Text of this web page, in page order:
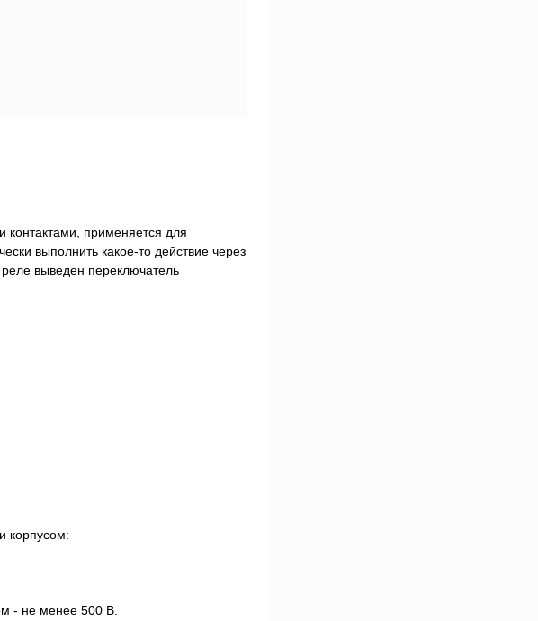
применяется для
выполнить какое-то действие через
выведен переключатель
корпусом:
- не менее 500 В.